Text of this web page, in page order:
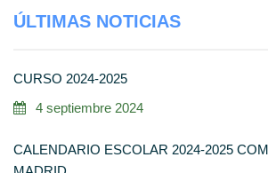
ÚLTIMAS NOTICIAS
CURSO 2024-2025
4 septiembre 2024
CALENDARIO ESCOLAR 2024-2025